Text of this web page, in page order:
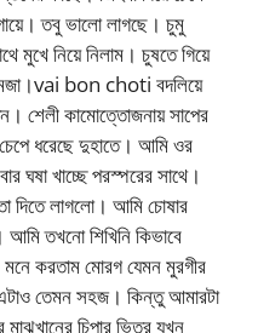
তবু ভালো লাগছে। চুমু
মুখে নিয়ে নিলাম। চুষতে গিয়ে
মজা।vai bon choti বদলিয়ে
শেলী কামোত্তোজনায় সাপের
ধরেছে দুহাতে। আমি ওর
ঘষা খাচ্ছে পরস্পরের সাথে।
দিতে লাগলো। আমি চোষার
আমি তখনো শিখিনি কিভাবে
করতাম মোরগ যেমন মুরগীর
এটাও তেমন সহজ। কিন্তু আমারটা
চিপার ভিতর যখন